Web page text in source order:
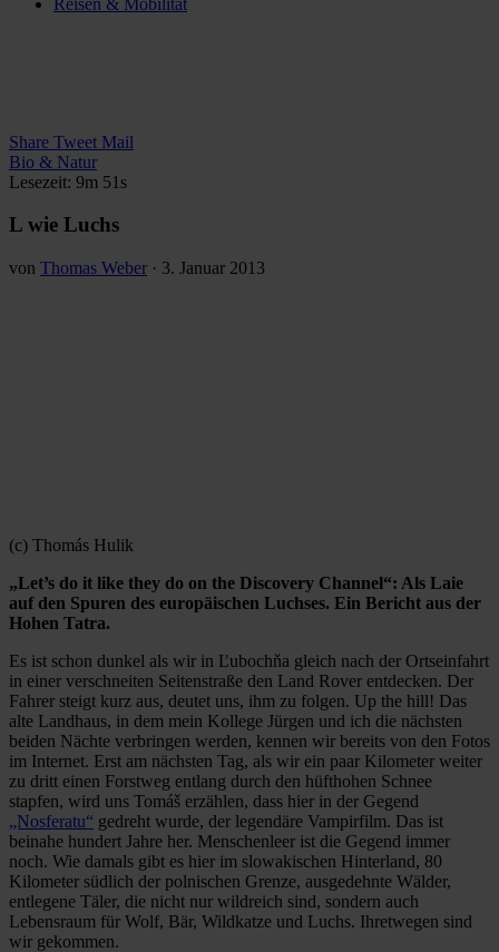
Share Tweet Mail
Bio & Natur
Lesezeit: 9m 51s
L wie Luchs
von Thomas Weber · 3. Januar 2013
(c) Thomás Hulik
„Let’s do it like they do on the Discovery Channel“: Als Laie
auf den Spuren des europäischen Luchses. Ein Bericht aus der
Hohen Tatra.
Es ist schon dunkel als wir in Ľubochňa gleich nach der Ortseinfahrt
in einer verschneiten Seitenstraße den Land Rover entdecken. Der
Fahrer steigt kurz aus, deutet uns, ihm zu folgen. Up the hill! Das
alte Landhaus, in dem mein Kollege Jürgen und ich die nächsten
beiden Nächte verbringen werden, kennen wir bereits von den Fotos
im Internet. Erst am nächsten Tag, als wir ein paar Kilometer weiter
zu dritt einen Forstweg entlang durch den hüfthohen Schnee
stapfen, wird uns Tomáš erzählen, dass hier in der Gegend
„Nosferatu“ gedreht wurde, der legendäre Vampirfilm. Das ist
beinahe hundert Jahre her. Menschenleer ist die Gegend immer
noch. Wie damals gibt es hier im slowakischen Hinterland, 80
Kilometer südlich der polnischen Grenze, ausgedehnte Wälder,
entlegene Täler, die nicht nur wildreich sind, sondern auch
Lebensraum für Wolf, Bär, Wildkatze und Luchs. Ihretwegen sind
wir gekommen.